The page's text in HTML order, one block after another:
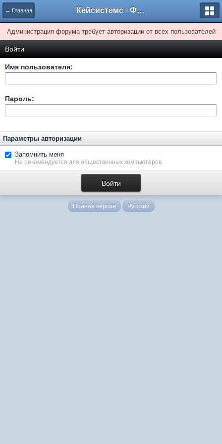
← Главная Кейсистемс - Форумы
Администрация форума требует авторизации от всех пользователей
Войти
Имя пользователя:
Пароль:
Параметры авторизации
Запомнить меня
Не рекомендуется для общественных компьютеров.
Полная версия Русский